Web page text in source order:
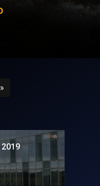
»Successivo